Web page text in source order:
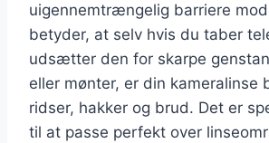
uigennemtrængelig barriere
betyder, at selv hvis du taber
udsætter den for skarpe
eller mønter, er din kameralinse
ridser, hakker og brud. Det er
til at passe perfekt over